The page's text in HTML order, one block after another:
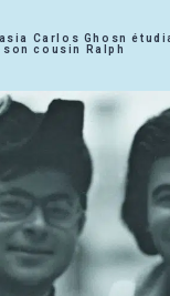
Carlos Ghosn
cousin Ralph